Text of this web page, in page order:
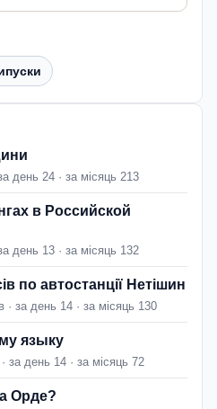
день 24 · за місяць 213
в Российской
день 13 · за місяць 132
по автостанції Нетішин
· за день 14 · за місяць 130
языку
за день 14 · за місяць 72
Орде?